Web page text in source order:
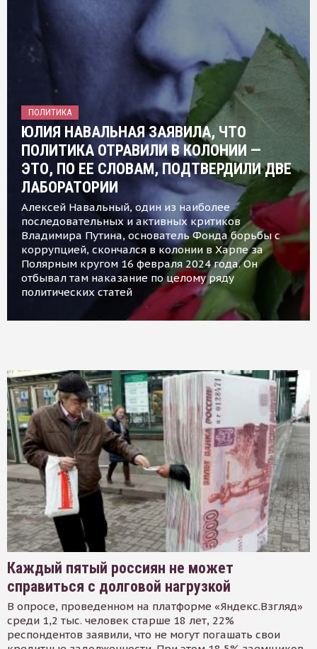
ПОЛИТИКА
ЮЛИЯ НАВАЛЬНАЯ ЗАЯВИЛА, ЧТО
ПОЛИТИКА ОТРАВИЛИ В КОЛОНИИ —
ЭТО, ПО ЕЕ СЛОВАМ, ПОДТВЕРДИЛИ ДВЕ
ЛАБОРАТОРИИ
Алексей Навальный, один из наиболее
последовательных и активных критиков
Владимира Путина, основатель Фонда борьбы с
коррупцией, скончался в колонии в Харпе за
Полярным кругом 16 февраля 2024 года. Он
отбывал там наказание по целому ряду
политических статей
Каждый пятый россиян не может
справиться с долговой нагрузкой
В опросе, проведенном на платформе «Яндекс.Взгляд»
среди 1,2 тыс. человек старше 18 лет, 22%
респондентов заявили, что не могут погашать свои